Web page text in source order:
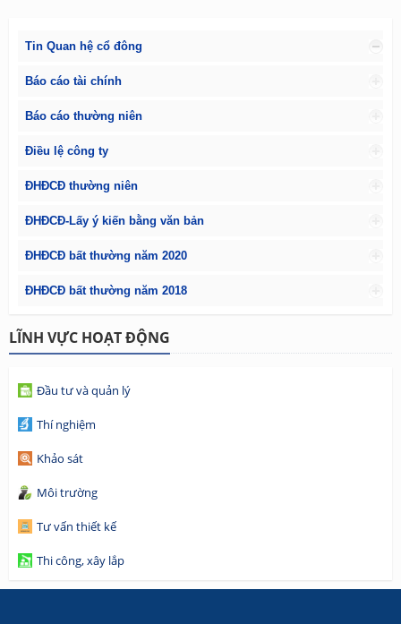
Tin Quan hệ cổ đông
Báo cáo tài chính
Báo cáo thường niên
Điều lệ công ty
ĐHĐCĐ thường niên
ĐHĐCĐ-Lấy ý kiến bằng văn bản
ĐHĐCĐ bất thường năm 2020
ĐHĐCĐ bất thường năm 2018
LĨNH VỰC HOẠT ĐỘNG
Đầu tư và quản lý
Thí nghiệm
Khảo sát
Môi trường
Tư vấn thiết kế
Thi công, xây lắp